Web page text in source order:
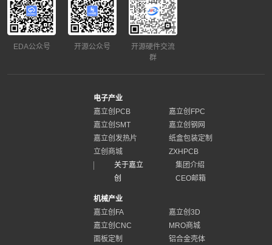
EDA公众号 开源公众号
开源硬件交流
群
电子产业
嘉立创PCB
嘉立创FPC
嘉立创SMT
嘉立创钢网
嘉立创发热片
纸盒包装定制
立创商城
ZXHPCB
关于嘉立
创
集团介绍
CEO邮箱
机械产业
嘉立创FA
嘉立创3D
嘉立创CNC
MRO商城
面板定制
铝合金壳体